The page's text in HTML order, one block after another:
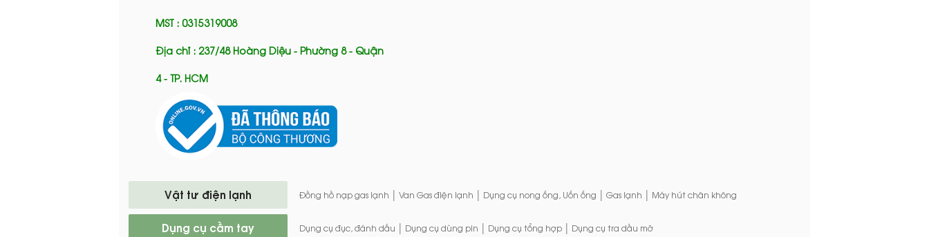
MST : 0315319008
Địa chỉ : 237/48 Hoàng Diệu - Phường 8 - Quận
4 - TP. HCM
Vật tư điện lạnh Đồng hồ nạp gas lạnh | Van Gas điện lạnh | Dụng cụ nong ống, Uốn ống | Gas lạnh | Máy hút chân không
Dụng cụ cầm tay Dụng cụ đục, đánh dấu | Dụng cụ dùng pin | Dụng cụ tổng hợp | Dụng cụ tra dầu mỡ